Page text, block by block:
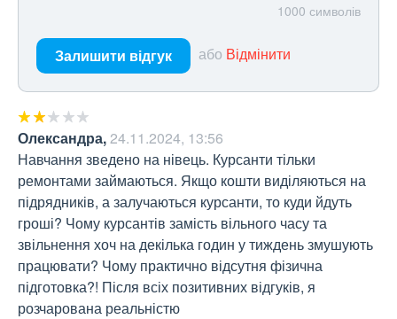
1000 символів
Залишити відгук або Відмінити
Олександра,24.11.2024, 13:56
Навчання зведено на нівець. Курсанти тільки
ремонтами займаються. Якщо кошти виділяються на
підрядників, а залучаються курсанти, то куди йдуть
гроші? Чому курсантів замість вільного часу та
звільнення хоч на декілька годин у тиждень змушують
працювати? Чому практично відсутня фізична
підготовка?! Після всіх позитивних відгуків, я
розчарована реальністю